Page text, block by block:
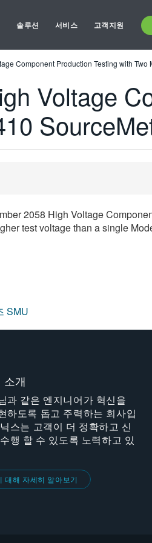
솔루션 서비스 고객지원
Component Production Testing with
Voltage
2058 High Voltage
test voltage than a single
SMU
소개
과 같은 엔지니어가 혁신을
하도록 돕고 주력하는 회사입
스는 고객이 더 정확하고 신
행 할 수 있도록 노력하고 있
대해 자세히 알아보기